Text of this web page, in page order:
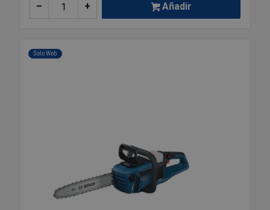
+
– Añadir
Solo Web